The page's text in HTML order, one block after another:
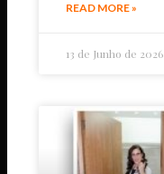
READ MORE »
13 de Junho de 2026